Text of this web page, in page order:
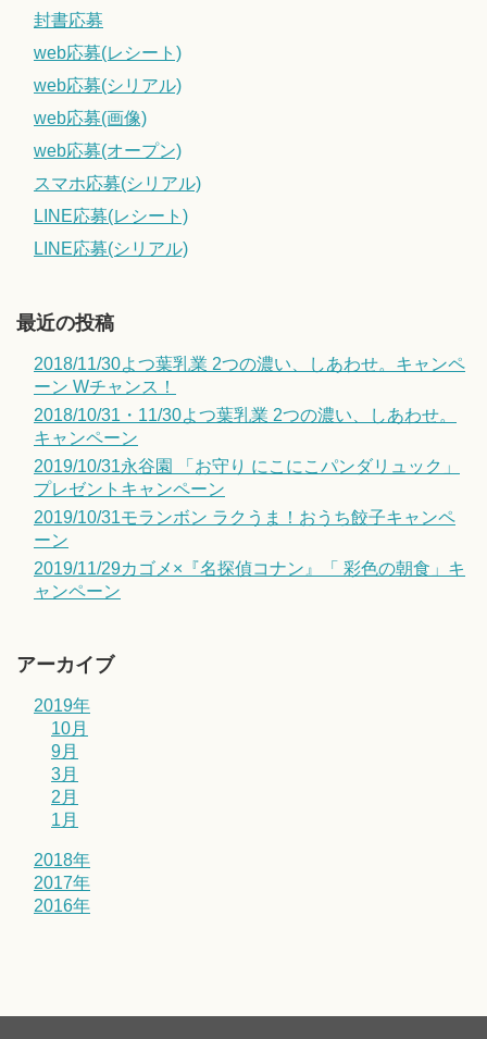
封書応募
web応募(レシート)
web応募(シリアル)
web応募(画像)
web応募(オープン)
スマホ応募(シリアル)
LINE応募(レシート)
LINE応募(シリアル)
最近の投稿
2018/11/30よつ葉乳業 2つの濃い、しあわせ。キャンペ
ーン Wチャンス！
2018/10/31・11/30よつ葉乳業 2つの濃い、しあわせ。
キャンペーン
2019/10/31永谷園 「お守り にこにこパンダリュック」
プレゼントキャンペーン
2019/10/31モランボン ラクうま！おうち餃子キャンペ
ーン
2019/11/29カゴメ×『名探偵コナン』「 彩色の朝食」キ
ャンペーン
アーカイブ
2019年
10月
9月
3月
2月
1月
2018年
2017年
2016年